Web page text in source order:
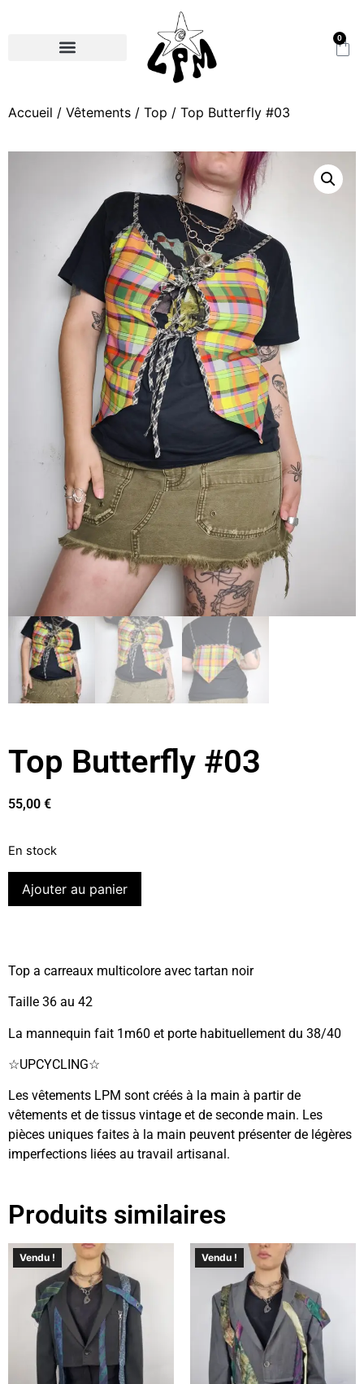
0
Accueil / Vêtements / Top / Top Butterfly #03
Top Butterfly #03
55,00 €
En stock
Ajouter au panier
Top a carreaux multicolore avec tartan noir
Taille 36 au 42
La mannequin fait 1m60 et porte habituellement du 38/40
☆UPCYCLING☆
Les vêtements LPM sont créés à la main à partir de
vêtements et de tissus vintage et de seconde main. Les
pièces uniques faites à la main peuvent présenter de légères
imperfections liées au travail artisanal.
Produits similaires
Vendu ! Vendu !